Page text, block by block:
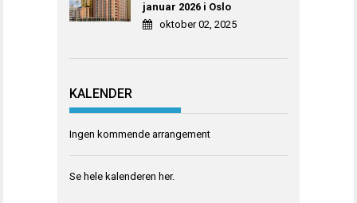
januar 2026 i Oslo
oktober 02, 2025
KALENDER
Ingen kommende arrangement
Se hele kalenderen her.